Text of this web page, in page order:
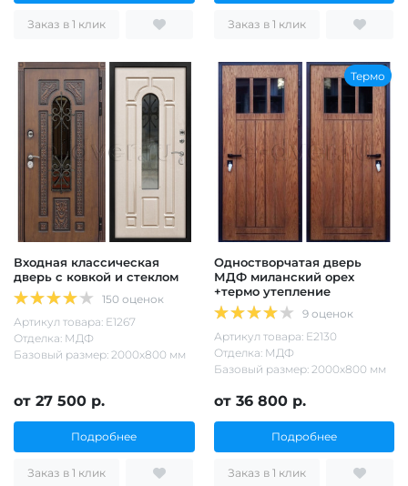
Заказ в 1 клик Заказ в 1 клик
Входная классическая
дверь с ковкой и стеклом
150 оценок
Артикул товара: Е1267
Отделка: МДФ
Базовый размер: 2000х800 мм
от 27 500 р.
Подробнее
Заказ в 1 клик
Термо
Одностворчатая дверь
МДФ миланский орех
+термо утепление
9 оценок
Артикул товара: Е2130
Отделка: МДФ
Базовый размер: 2000х800 мм
от 36 800 р.
Подробнее
Заказ в 1 клик